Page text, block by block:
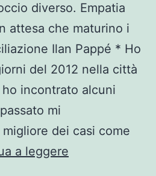
diverso. Empatia
attesa che maturino i
Ilan Pappé * Ho
del 2012 nella città
incontrato alcuni
mi
dei casi come
a leggere